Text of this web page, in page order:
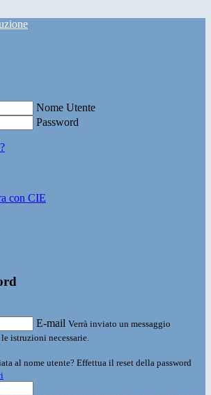
Nome Utente
Password
con CIE
E-mail Verrà inviato un messaggio
istruzioni necessarie.
al nome utente? Effettua il reset della password